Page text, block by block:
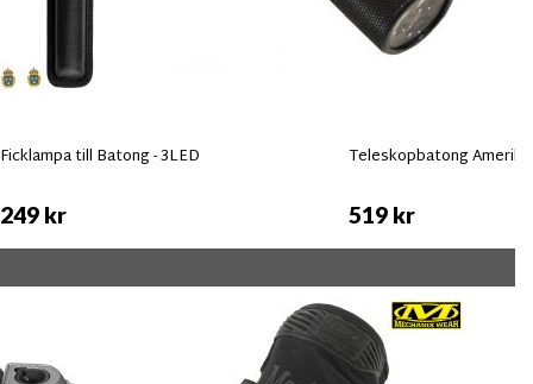
Ficklampa till Batong - 3LED
249 kr
Teleskopbatong
519 kr